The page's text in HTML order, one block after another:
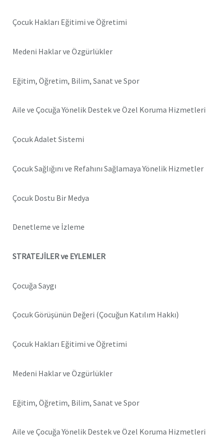
Çocuk Hakları Eğitimi ve Öğretimi
Medeni Haklar ve Özgürlükler
Eğitim, Öğretim, Bilim, Sanat ve Spor
Aile ve Çocuğa Yönelik Destek ve Özel Koruma Hizmetleri
Çocuk Adalet Sistemi
Çocuk Sağlığını ve Refahını Sağlamaya Yönelik Hizmetler
Çocuk Dostu Bir Medya
Denetleme ve İzleme
STRATEJİLER ve EYLEMLER
Çocuğa Saygı
Çocuk Görüşünün Değeri (Çocuğun Katılım Hakkı)
Çocuk Hakları Eğitimi ve Öğretimi
Medeni Haklar ve Özgürlükler
Eğitim, Öğretim, Bilim, Sanat ve Spor
Aile ve Çocuğa Yönelik Destek ve Özel Koruma Hizmetleri